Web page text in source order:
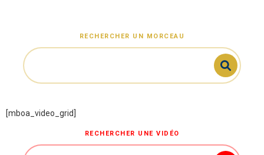
RECHERCHER UN MORCEAU
[mboa_video_grid]
RECHERCHER UNE VIDÉO